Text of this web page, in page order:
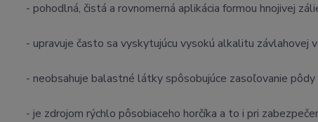
- pohodlná, čistá a rovnomerná aplikácia formou hnojivej
- upravuje často sa vyskytujúcu vysokú alkalitu závlahovej
- neobsahuje balastné látky spôsobujúce zasoľovanie pôdy
- je zdrojom rýchlo pôsobiaceho horčíka a to i pri